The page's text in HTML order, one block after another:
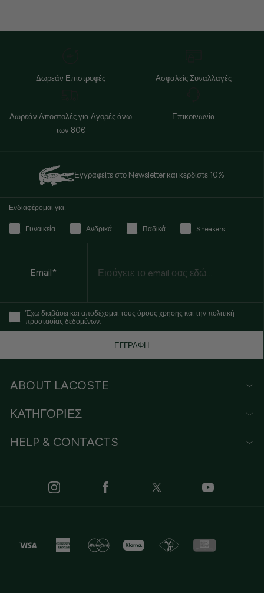
Δωρεάν Επιστροφές Ασφαλείς Συναλλαγές
Δωρεάν Αποστολές για Αγορές άνω
των 80€
Επικοινωνία
Εγγραφείτε στο Newsletter και κερδίστε 10%
Ενδιαφέρομαι για:
Γυναικεία Ανδρικά Παδικά Sneakers
Email*
Έχω διαβάσει και αποδέχομαι τους όρους χρήσης και την πολιτική
προστασίας δεδομένων.
ΕΓΓΡΑΦΗ
ABOUT LACOSTE
ΚΑΤΗΓΟΡΙΕΣ
HELP & CONTACTS